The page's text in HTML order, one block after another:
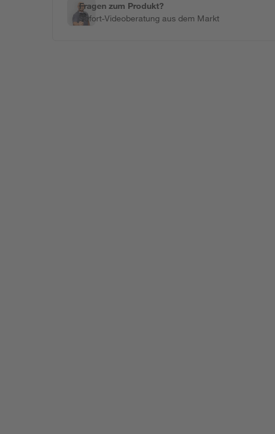
Fragen zum Produkt?
Sofort-Videoberatung aus dem Markt